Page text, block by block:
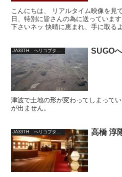
こんにちは、 リアルタイム映像を見
日、特別に皆さんの為に送っていま
下さいネッ 快晴に恵まれ、手に取る
SUGO
津波で土地の形が変わってしまって
が出ません。
高橋 淳